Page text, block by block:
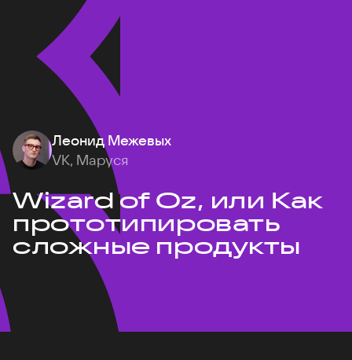
Леонид Межевых
VK, Маруся
Wizard of Oz, или Как
прототипировать
сложные продукты